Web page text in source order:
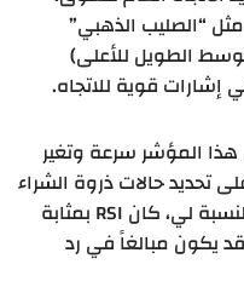
“الصليب الذهبي”
الطويل للأعلى)
قوية للاتجاه.
المؤشر سرعة وتغير
تحديد حالات ذروة الشراء
(فوق 70) وذروة البيع (تحت 30). بالنسبة لي، كان RSI بمثابة
يكون مبالغاً في رد